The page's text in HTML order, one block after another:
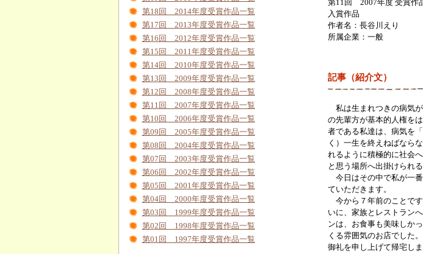
第18回 2014年度受賞作品一覧
第17回 2013年度受賞作品一覧
第16回 2012年度受賞作品一覧
第15回 2011年度受賞作品一覧
第14回 2010年度受賞作品一覧
第13回 2009年度受賞作品一覧
第12回 2008年度受賞作品一覧
第11回 2007年度受賞作品一覧
第10回 2006年度受賞作品一覧
第09回 2005年度受賞作品一覧
第08回 2004年度受賞作品一覧
第07回 2003年度受賞作品一覧
第06回 2002年度受賞作品一覧
第05回 2001年度受賞作品一覧
第04回 2000年度受賞作品一覧
第03回 1999年度受賞作品一覧
第02回 1998年度受賞作品一覧
第01回 1997年度受賞作品一覧
第11回 2007年度 受賞作
入賞作品
作者名：長谷川えり
所属企業：一般
記事（紹介文）
私は生まれつきの病気
の先輩方が基本的人権を
者である私達は、病気を
く）一生を終えねばなら
れるように積極的に社会
と思う場所へ出掛けられる
今日はその中で私が一
ていただきます。
今から７年前のことで
いに、家族とレストラン
ンは、お食事も美味しか
くる雰囲気のお店でした
御礼を申し上げて帰宅しま